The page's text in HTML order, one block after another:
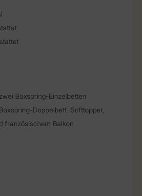
Boxspring-Einzelbetten
Doppelbett, Softtopper,
französischem Balkon